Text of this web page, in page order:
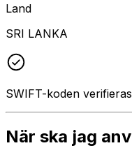
Land
SRI LANKA
SWIFT-koden
När ska jag